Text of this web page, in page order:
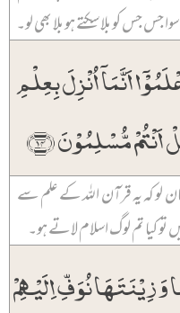
جس جس کو بلا سکتے ہو بلا بھی لو۔
اَنَّمَاۤ اُنۡزِلَ بِعِلۡمِ
اَنۡتُمۡ مُّسۡلِمُوۡنَ ﴿۱۴﴾
لو کہ یہ قرآن اللہ کے علم سے
تو کیا تم لوگ اسلام لاتے ہو۔
وَ زِیۡنَتَہَا نُوَفِّ اِلَیۡہِمۡ